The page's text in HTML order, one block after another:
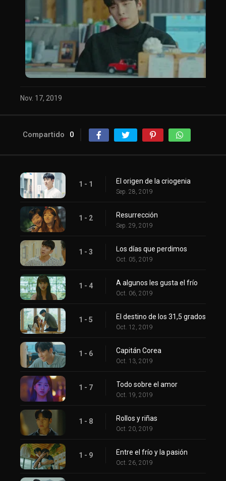
Nov. 17, 2019
Compartido 0
1 - 1 El origen de la criogenia
Sep. 28, 2019
1 - 2 Resurrección
Sep. 29, 2019
1 - 3 Los días que perdimos
Oct. 05, 2019
1 - 4 A algunos les gusta el frío
Oct. 06, 2019
1 - 5 El destino de los 31,5 grados
Oct. 12, 2019
1 - 6 Capitán Corea
Oct. 13, 2019
1 - 7 Todo sobre el amor
Oct. 19, 2019
1 - 8 Rollos y riñas
Oct. 20, 2019
1 - 9 Entre el frío y la pasión
Oct. 26, 2019